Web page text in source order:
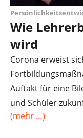
Wie
wird
Corona erweist
Auftakt für eine
und Schüler
(mehr …)